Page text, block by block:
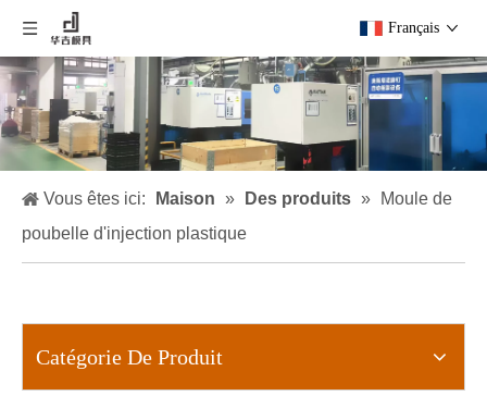
Français
Vous êtes ici: Maison » Des produits »
Moule de
poubelle d'injection plastique
Catégorie De Produit